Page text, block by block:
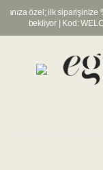
özel; ilk siparişinize
bekliyor | Kod: